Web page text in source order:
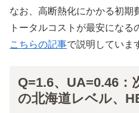
なお、高断熱化にかかる初期
トータルコストが最安にな
こちらの記事で説明していま
Q=1.6、UA=0.46：
の北海道レベル、